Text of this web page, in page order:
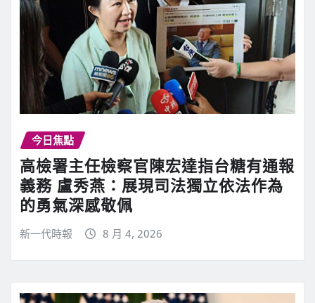
今日焦點
高檢署主任檢察官陳宏達指台糖有通報
義務 盧秀燕：展現司法獨立依法作為
的勇氣深感敬佩
新一代時報 8 月 4, 2026